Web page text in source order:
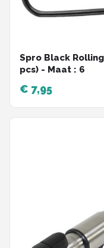
Spro Black
pcs) - Maat : 6
€ 7,95